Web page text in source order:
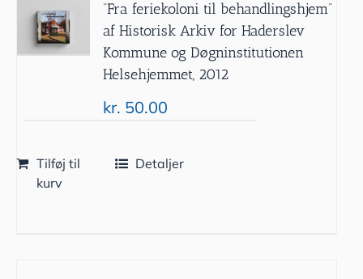
”Fra feriekoloni til behandlingshjem”
af Historisk Arkiv for Haderslev
Kommune og Døgninstitutionen
Helsehjemmet, 2012
kr. 50.00
Tilføj til
kurv
Detaljer